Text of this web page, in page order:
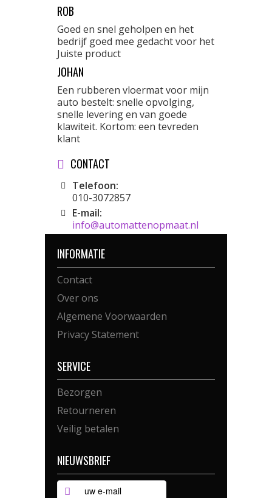
ROB
Goed en snel geholpen en het
bedrijf goed mee gedacht voor het
Juiste product
JOHAN
Een rubberen vloermat voor mijn
auto bestelt: snelle opvolging,
snelle levering en van goede
klawiteit. Kortom: een tevreden
klant
CONTACT
Telefoon:
010-3072857
E-mail:
info@automattenopmaat.nl
INFORMATIE
Contact
Over ons
Algemene Voorwaarden
Privacy Statement
SERVICE
Bezorgen
Retourneren
Veilig betalen
NIEUWSBRIEF